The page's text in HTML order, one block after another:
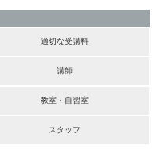
適切な受講料
講師
教室・自習室
スタッフ